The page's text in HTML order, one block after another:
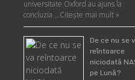
universitate Oxford au ajuns la
concluzia …Citește mai mult »
De ce nu se
reîntoarce
niciodată
pe Lună?